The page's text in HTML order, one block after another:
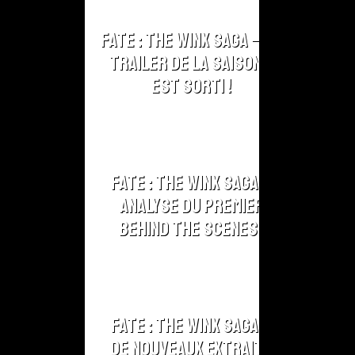
Fate : The Winx Saga – Le
Trailer de la Saison 2
est sorti !
Fate : The Winx Saga –
Analyse du Premier
Behind The Scenes !
Fate : The Winx Saga –
De nouveaux extraits